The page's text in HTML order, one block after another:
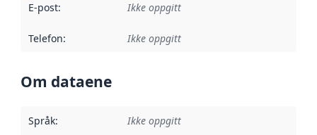
E-post: Ikke oppgitt
Telefon: Ikke oppgitt
Om dataene
Språk: Ikke oppgitt